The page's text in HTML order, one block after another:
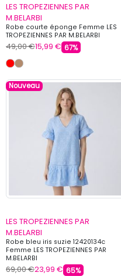
LES TROPEZIENNES PAR
M.BELARBI
Robe courte éponge Femme LES
TROPEZIENNES PAR M.BELARBI
49,00 €15,99 € 67%
Nouveau
LES TROPEZIENNES PAR
M.BELARBI
Robe bleu iris suzie 12420134c
Femme LES TROPEZIENNES PAR
M.BELARBI
69,00 €23,99 € 65%